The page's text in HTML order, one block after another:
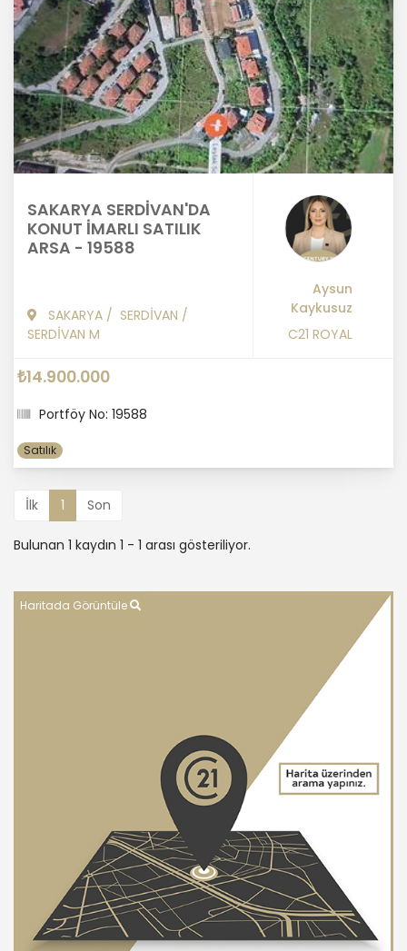
SAKARYA SERDİVAN'DA
KONUT İMARLI SATILIK
ARSA - 19588
SAKARYA / SERDİVAN /
SERDİVAN M
Aysun
Kaykusuz
C21 ROYAL
₺14.900.000
Portföy No: 19588
Satılık
İlk 1 Son
Bulunan 1 kaydın 1 - 1 arası gösteriliyor.
Haritada Görüntüle